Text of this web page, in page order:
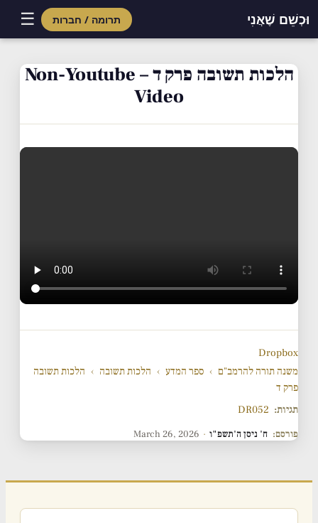
וּכְשֵׁם שֶׁאֲנִי תרומה / חברות ☰
contentהלכות תשובה פרק ד – Non-Youtube
Video
Dropbox
משנה תורה להרמב"ם › ספר המדע › הלכות תשובה › הלכות תשובה
פרק ד
תגיות: DR052
פורסם: ח' ניסן ה'תשפ"ו ·
March 26, 2026